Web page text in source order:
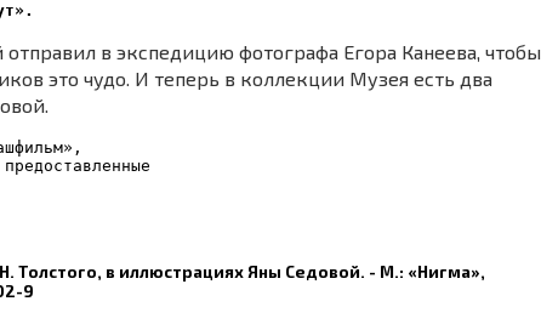
в экспедицию фотографа Егора Канеева, чтобы
это чудо. И теперь в коллекции Музея есть два
Толстого, в иллюстрациях Яны Седовой. - М.: «Нигма»,
9